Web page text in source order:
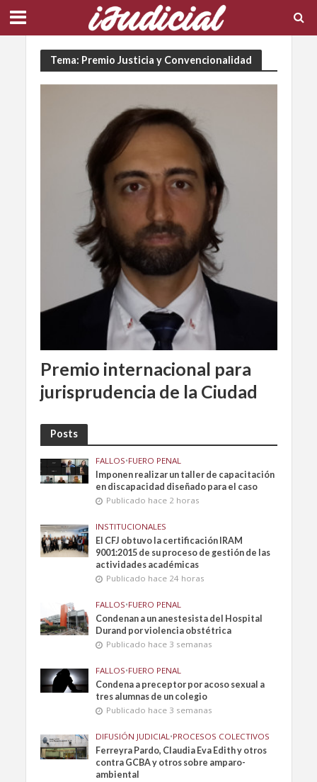
Tema: Premio Justicia y Convencionalidad
Premio internacional para
jurisprudencia de la Ciudad
Posts
FALLOS•FUERO PENAL
Imponen realizar un taller de capacitación
en discapacidad diseñado para el caso
Publicado hace 2 horas
INSTITUCIONALES
El CFJ obtuvo la certificación IRAM
9001:2015 de su proceso de gestión de las
actividades académicas
Publicado hace 24 horas
FALLOS•FUERO PENAL
Condenan a un anestesista del Hospital
Durand por violencia obstétrica
Publicado hace 3 semanas
FALLOS•FUERO PENAL
Condena a preceptor por acoso sexual a
tres alumnas de un colegio
Publicado hace 3 semanas
DIFUSIÓN JUDICIAL•PROCESOS COLECTIVOS
Ferreyra Pardo, Claudia Eva Edith y otros
contra GCBA y otros sobre amparo-
ambiental